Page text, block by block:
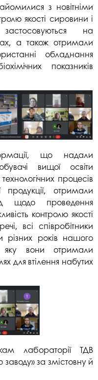
з новітніми
якості сировини і
на
а також отримали
обладнання
показників
що надали
вищої освіти
процесів
продукції, отримали
щодо проведення
контролю якості
всі співробітники
різних років нашого
яку вони отримали
для втілення набутих
лабораторії ТДВ
за змістовну й